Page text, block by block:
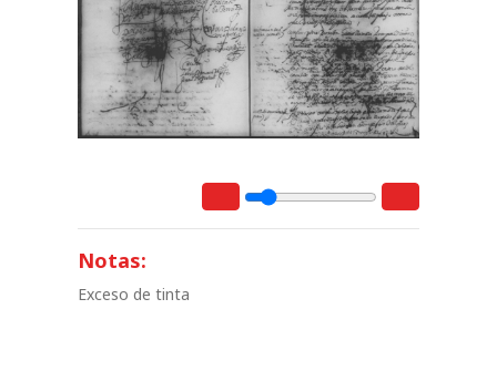
Notas:
Exceso de tinta